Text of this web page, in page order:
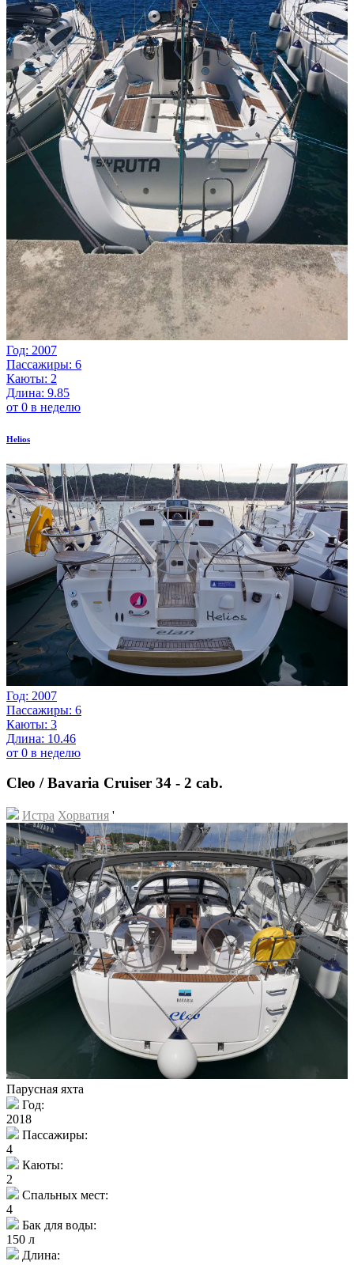
Год: 2007
Пассажиры: 6
Каюты: 2
Длина: 9.85
от 0 в неделю
Helios
Год: 2007
Пассажиры: 6
Каюты: 3
Длина: 10.46
от 0 в неделю
Cleo / Bavaria Cruiser 34 - 2 cab.
Истра Хорватия '
Парусная яхта
Год:
2018
Пассажиры:
4
Каюты:
2
Спальных мест:
4
Бак для воды:
150 л
Длина: